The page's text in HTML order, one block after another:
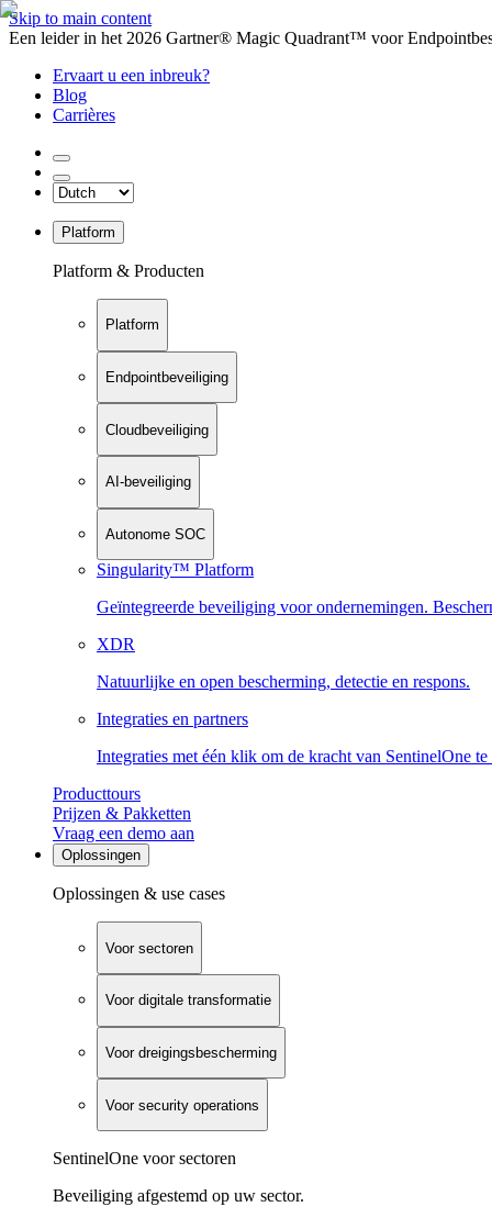
Skip to main content
Een leider in het 2026 Gartner® Magic Quadrant™ voor
Ervaart u een inbreuk?
Blog
Carrières
Platform
Platform & Producten
Platform
Endpointbeveiliging
Cloudbeveiliging
AI-beveiliging
Autonome SOC
Singularity™ Platform
Geïntegreerde beveiliging voor ondernemingen.
XDR
Natuurlijke en open bescherming, detectie en respons.
Integraties en partners
Integraties met één klik om de kracht van SentinelOne te
Producttours
Prijzen & Pakketten
Vraag een demo aan
Oplossingen
Oplossingen & use cases
Voor sectoren
Voor digitale transformatie
Voor dreigingsbescherming
Voor security operations
SentinelOne voor sectoren
Beveiliging afgestemd op uw sector.